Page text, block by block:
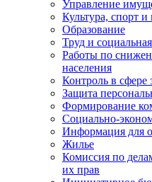
Управление
Культура, спорт
Образование
Труд и
Работы по
населения
Контроль в сфере
Защита
Формирование
Социально-
Информация для
Жилье
Комиссия по
их прав